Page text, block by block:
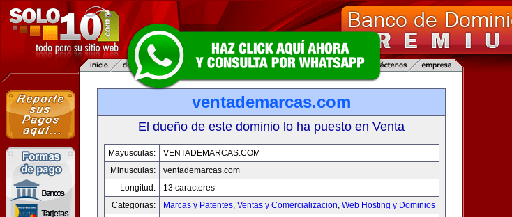
ventademarcas.com
El dueño de este dominio lo ha puesto en Venta
Mayusculas:
VENTADEMARCAS.COM
Minusculas:
ventademarcas.com
Longitud:
13 caracteres
Categorias:
Marcas y Patentes, Ventas y Comercializacion, Web Hosting y Dominios